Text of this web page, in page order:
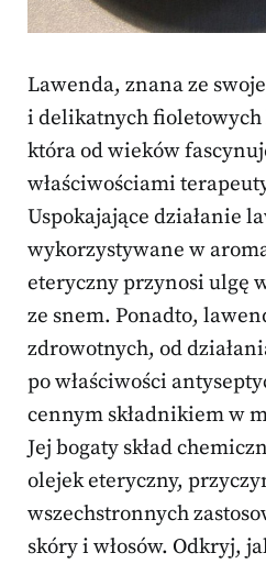
Lawenda, znana ze
i delikatnych
która od wieków
właściwościami
Uspokajające działanie
wykorzystywane w
eteryczny przynosi ulgę
ze snem. Ponadto,
zdrowotnych, od
po właściwości
cennym składnikiem w
Jej bogaty skład
olejek eteryczny,
wszechstronnych
skóry i włosów. Odkryj,